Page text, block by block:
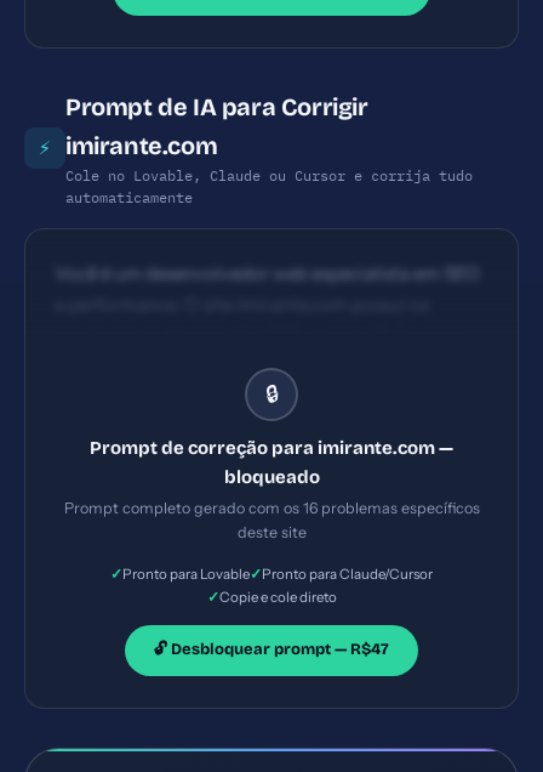
⚡
Prompt de IA para Corrigir
imirante.com
Cole no Lovable, Claude ou Cursor e corrija tudo
automaticamente
Você é um desenvolvedor web especialista em SEO
Security Policy ausente 3) X-Frame-Options
ausente 4) X-Content-Type-Options ausente.
os arquivos necessários e configurações de servidor.
Priorize as correções críticas primeiro.
🔒
Prompt de correção para imirante.com —
bloqueado
Prompt completo gerado com os 16 problemas específicos
deste site
✓Pronto para Lovable✓Pronto para Claude/Cursor
✓Copie e cole direto
🔓 Desbloquear prompt — R$47